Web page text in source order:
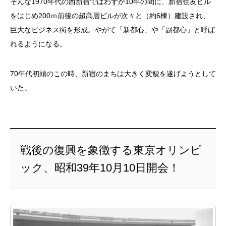
をはじめ200ｍ前後の超高層ビルが次々と（約6棟）建設され、
巨大なビジネス街を形成。やがて「新都心」や「副都心」と呼ば
れるようになる。
70年代初頭のこの時、新宿のまちは大きく変貌を遂げようとして
いた。
戦後の復興を象徴する東京オリンピ
ック、昭和39年10月10日開会！